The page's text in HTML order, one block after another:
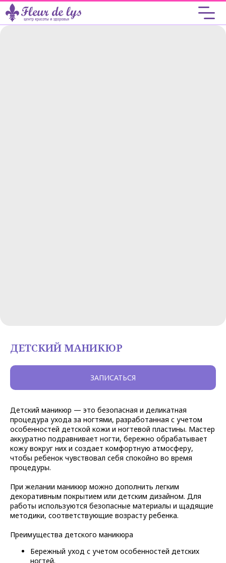
ДЕТСКИЙ МАНИКЮР
ЗАПИСАТЬСЯ
Детский маникюр — это безопасная и деликатная
процедура ухода за ногтями, разработанная с учетом
особенностей детской кожи и ногтевой пластины. Мастер
аккуратно подравнивает ногти, бережно обрабатывает
кожу вокруг них и создает комфортную атмосферу,
чтобы ребенок чувствовал себя спокойно во время
процедуры.
При желании маникюр можно дополнить легким
декоративным покрытием или детским дизайном. Для
работы используются безопасные материалы и щадящие
методики, соответствующие возрасту ребенка.
Преимущества детского маникюра
Бережный уход с учетом особенностей детских
ногтей.